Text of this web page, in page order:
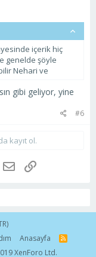
içerik hiç
genelde şöyle
Nehari ve
gibi geliyor, yine
#6
kayıt ol.
E-postaLink
Anasayfa
R
XenForo Ltd.